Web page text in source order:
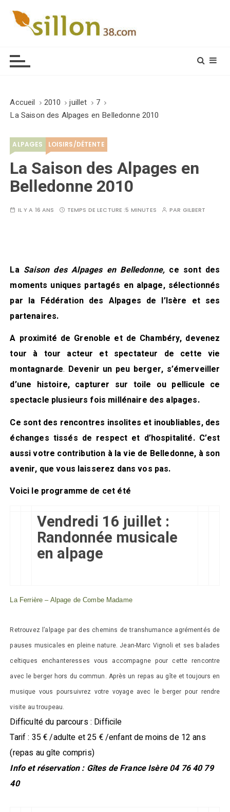
Accueil 2010 juillet
7
La Saison des Alpages en Belledonne 2010
ALPAGES LOISIRS/DÉTENTE
La Saison des Alpages en
Belledonne 2010
IL Y A 16 ANS TEMPS DE LECTURE :5 MINUTES PAR GILBERT
La Saisondes Alpages en Belledonne, ce sont des
moments uniques partagés en alpage, sélectionnés
par la Fédération des Alpages de l’Isère et ses
partenaires.
A proximité de Grenoble et de Chambéry, devenez
tour à tour acteur et spectateur de cette vie
montagnarde. Devenir un peu berger, s’émerveiller
d’une histoire, capturer sur toile ou pellicule ce
spectacle plusieurs fois millénaire des alpages.
Ce sont des rencontres insolites et inoubliables, des
échanges tissés de respect et d’hospitalité. C’est
aussi votre contribution à la vie de Belledonne, à son
avenir, que vous laisserez dans vos pas.
Voici le programme de cet été
Vendredi 16 juillet :
Randonnée musicale
en alpage
La Ferrière – Alpage de Combe Madame
Retrouvez l’alpage par des chemins de transhumance agrémentés de
pauses musicales en pleine nature. Jean-Marc Vignoli et ses balades
celtiques enchanteresses vous accompagne pour cette rencontre
avec le berger hors du commun. Après un repas au gîte et toujours en
musique vous poursuivrez votre voyage avec le berger pour rendre
visite au troupeau.
Difficulté du parcours : Difficile
Tarif : 35 € /adulte et 25 € /enfant de moins de 12 ans
(repas au gîte compris)
Info et réservation : Gîtes de France Isère 04 76 40 79
40